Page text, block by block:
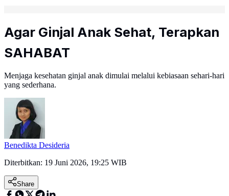
Agar Ginjal Anak Sehat, Terapkan
SAHABAT
Menjaga kesehatan ginjal anak dimulai melalui kebiasaan sehari-hari
yang sederhana.
Benedikta Desideria
Diterbitkan: 19 Juni 2026, 19:25 WIB
Share